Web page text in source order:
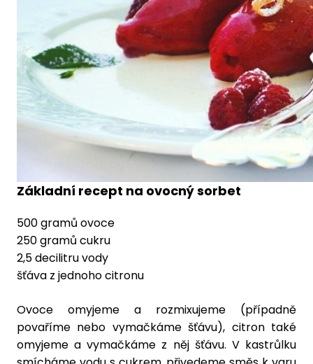
Základní recept na ovocný sorbet
500 gramů ovoce
250 gramů cukru
2,5 decilitru vody
šťáva z jednoho citronu
Ovoce omyjeme a rozmixujeme (případně
povaříme nebo vymačkáme šťávu), citron také
omyjeme a vymačkáme z něj šťávu. V kastrůlku